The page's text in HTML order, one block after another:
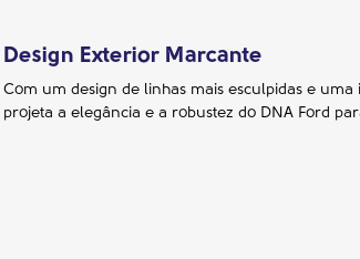
Design Exterior Marcante
Com um design de linhas mais esculpidas e
projeta a elegância e a robustez do DNA Ford